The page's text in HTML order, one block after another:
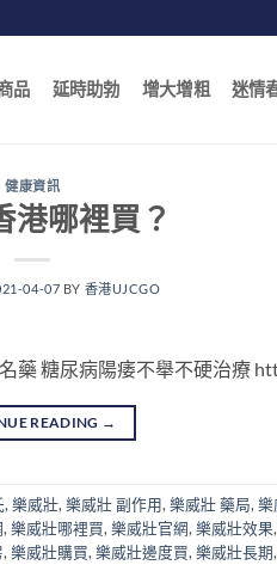
品 延時助勃 增大增粗 迷情
健康資訊
港哪裡買？
04-07 BY 香港UJCGO
藥 糖尿病陽痿不舉不硬治療
READING →
, 樂威壯, 樂威壯 副作用, 樂威壯 藥局,
, 樂威壯哪裡買, 樂威壯官網, 樂威壯效果,
, 樂威壯購買, 樂威壯邊度買, 樂威壯長期,